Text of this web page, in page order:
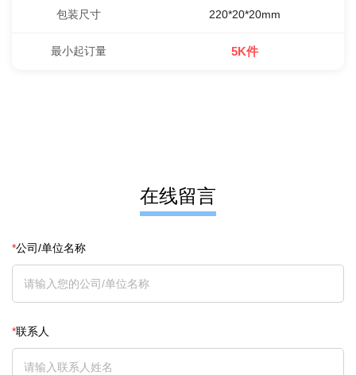
包装尺寸 220*20*20mm
最小起订量 5K件
在线留言
*公司/单位名称
*联系人